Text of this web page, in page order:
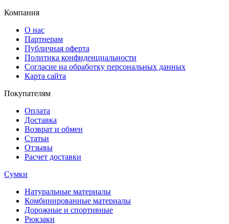
Компания
О нас
Партнерам
Публичная оферта
Политика конфиденциальности
Согласие на обработку персональных данных
Карта сайта
Покупателям
Оплата
Доставка
Возврат и обмен
Статьи
Отзывы
Расчет доставки
Сумки
Натуральные материалы
Комбинированные материалы
Дорожные и спортивные
Рюкзаки